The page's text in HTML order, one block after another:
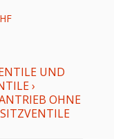
UND
›
OHNE